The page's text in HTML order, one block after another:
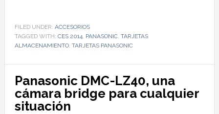
FILED UNDER: ACCESORIOS
TAGGED WITH: CES 2014 PANASONIC, TARJETAS
ALMACENAMIENTO, TARJETAS PANASONIC
Panasonic DMC-LZ40, una
cámara bridge para cualquier
situación